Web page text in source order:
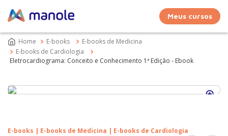
Meus cursos
E-books
E-books de Medicina
E-books de Cardiologia
Eletrocardiograma: Conceito e Conhecimento 1ª Edição - Ebook
E-books | E-books de Medicina | E-books de Cardiologia